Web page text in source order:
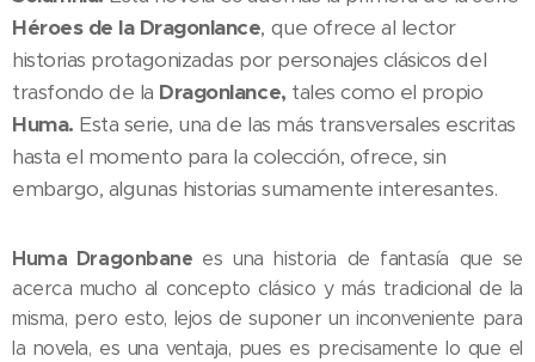
Héroes de la Dragonlance, que ofrece al lector
historias protagonizadas por personajes clásicos del
trasfondo de la Dragonlance, tales como el propio
Huma. Esta serie, una de las más transversales escritas
hasta el momento para la colección, ofrece, sin
embargo, algunas historias sumamente interesantes.
Huma Dragonbane es una historia de fantasía que se
acerca mucho al concepto clásico y más tradicional de la
misma, pero esto, lejos de suponer un inconveniente para
la novela, es una ventaja, pues es precisamente lo que el